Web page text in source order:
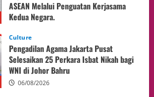
WNI di Johor Bahru
06/08/2026
opini
Menteri BPLH Moh. Jumhur Hidayat
Adakan Pertemuan Dengan Delegasi 6
lembaga investor, Berorientasi Untuk
Meningkatkan SDM